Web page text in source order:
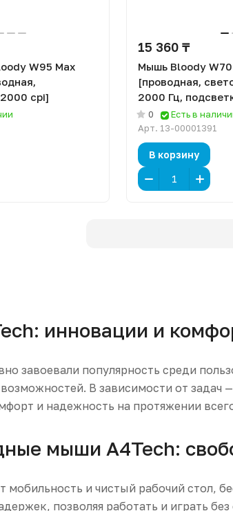
W95 Max
cpi]
15 360 ₸
Мышь Bloody
[проводная,
2000 Гц,
0
Есть в
Арт. 13-00001391
В корзину
инновации и
завоевали популярность среди
В зависимости от задач
и надежность на протяжении
мыши A4Tech:
мобильность и чистый рабочий стол,
позволяя работать и играть